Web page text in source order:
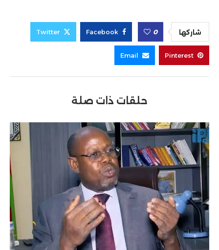
شاركها 0
Facebook
Twitter
Pinterest
Email
حلقات ذات صلة